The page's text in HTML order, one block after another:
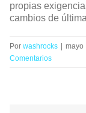
propias
cambios de
Por washrocks mayo
Comentarios